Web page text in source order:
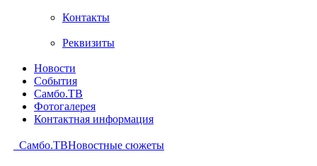
Контакты
Реквизиты
Новости
События
Самбо.ТВ
Фотогалерея
Контактная информация
Самбо.ТВНовостные сюжеты